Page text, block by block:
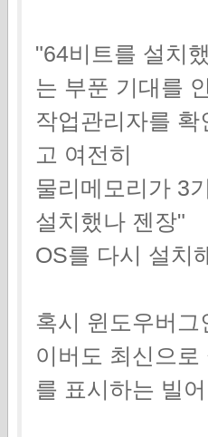
"64비트를 설치
는 부푼 기대를
작업관리자를
고 여전히
물리메모리가 3
설치했나 젠장"
OS를 다시 설치
혹시 윈도우버
이버도 최신으
를 표시하는 빌